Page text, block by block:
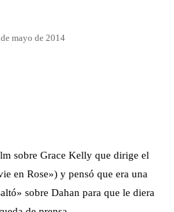
mayo de 2014
sobre Grace Kelly que dirige el
en Rose») y pensó que era una
sobre Dahan para que le diera